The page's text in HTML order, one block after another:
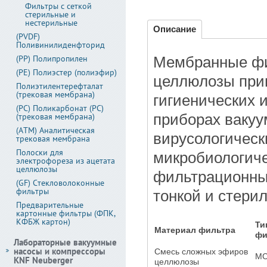
Описание
Мембранные
целлюлозы
гигиенических
приборах
тонкой и
Материал фильтра
Смесь сложных эфиров
целлюлозы
Фильтры с сеткой
стерильные и
нестерильные
(PVDF)
Поливинилиденфторид
(PP) Полипропилен
(PE) Полиэстер (полиэфир)
Полиэтилентерефталат
(трековая мембрана)
(PC) Поликарбонат (PC)
(трековая мембрана)
(АТМ) Аналитическая
трековая мембрана
Полоски для
электрофореза из ацетата
целлюлозы
(GF) Стекловолоконные
фильтры
Предварительные
картонные фильтры (ФПК,
КФБЖ картон)
Лабораторные вакуумные
насосы и компрессоры
KNF Neuberger